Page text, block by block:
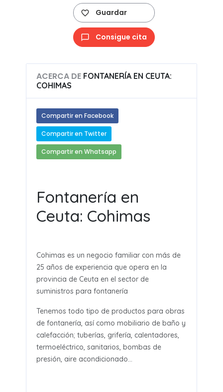
Guardar
Consigue cita
ACERCA DE FONTANERÍA EN CEUTA:
COHIMAS
Compartir en Facebook
Compartir en Twitter
Compartir en Whatsapp
Fontanería en
Ceuta: Cohimas
Cohimas es un negocio familiar con más de
25 años de experiencia que opera en la
provincia de Ceuta en el sector de
suministros para fontanería
Tenemos todo tipo de productos para obras
de fontanería, así como mobiliario de baño y
calefacción; tuberías, grifería, calentadores,
termoeléctrico, sanitarios, bombas de
presión, aire acondicionado...